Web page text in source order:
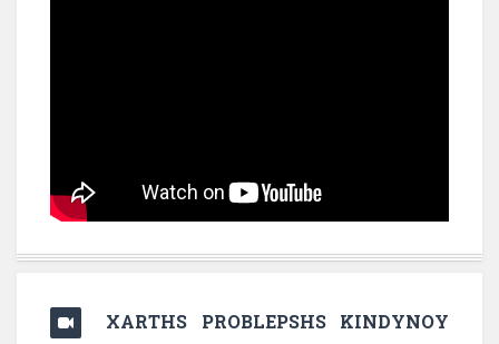
XARTHS PROBLEPSHS KINDYNOY